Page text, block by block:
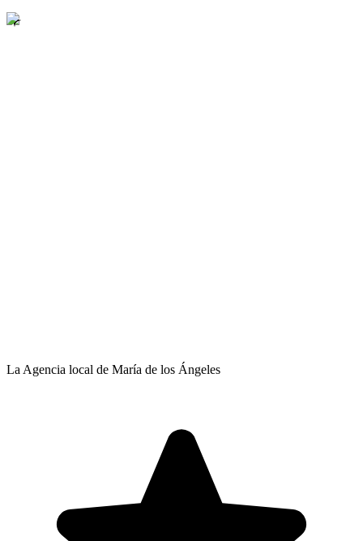
La Agencia local de María de los Ángeles